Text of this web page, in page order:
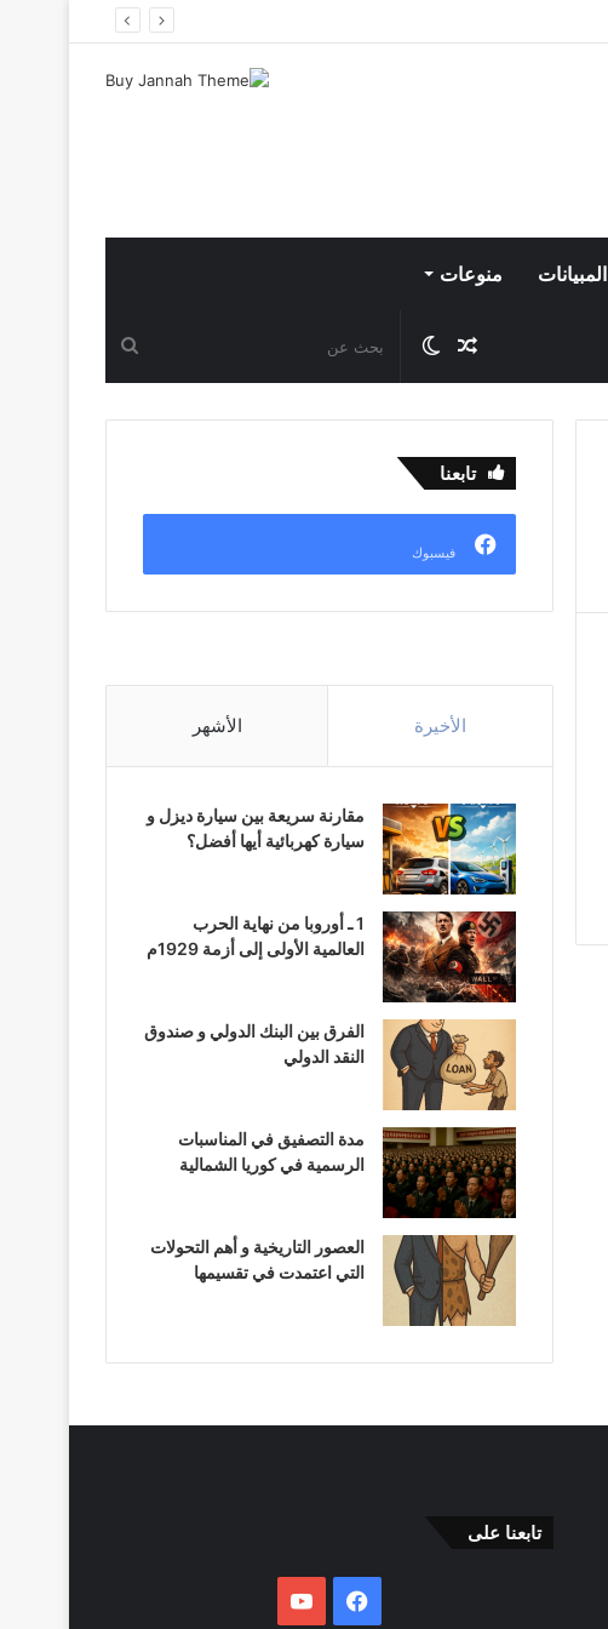
المبيانات منوعات
عن
الوضع
المظلم
مقال
عشوائي
تابعنا
فيسبوك
الأخيرة الأشهر
مقارنة سريعة بين سيارة ديزل و
سيارة كهربائية أيها أفضل؟
1 ـ أوروبا من نهاية الحرب
العالمية الأولى إلى أزمة 1929م
الفرق بين البنك الدولي و صندوق
النقد الدولي
مدة التصفيق في المناسبات
الرسمية في كوريا الشمالية
العصور التاريخية و أهم التحولات
التي اعتمدت في تقسيمها
تابعنا على
فيسبوكيوتيوب